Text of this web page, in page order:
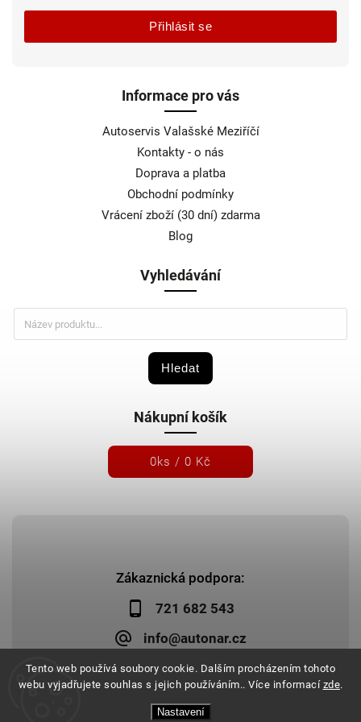
Tento web používá soubory cookie. Dalším procházením tohoto
webu vyjadřujete souhlas s jejich používáním.. Více informací zde.
Nastavení
Zákaznická podpora:
721 682 543
info@autonar.cz
Informace pro vás
Autoservis Valašské Meziříčí
Kontakty - o nás
Doprava a platba
Obchodní podmínky
Vrácení zboží (30 dní) zdarma
Blog
Vyhledávání
Hledat
Nákupní košík
0ks / 0 Kč
Přihlásit se
Autonar.cz. Všechna práva vyhrazena.